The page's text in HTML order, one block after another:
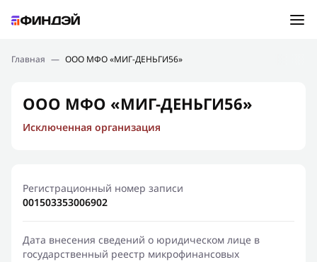
Подбор займа
Новости
Финансовое просвещение
Главная — ООО МФО «МИГ-ДЕНЬГИ56»
ООО МФО «МИГ-ДЕНЬГИ56»
Исключенная организация
Регистрационный номер записи
001503353006902
Дата внесения сведений о юридическом лице в
государственный реестр микрофинансовых
Ошибка:Контактная форма не найдена.
Спасибо, что написали нам
Мы свяжемся с Вами в ближайшее время и сообщим
результат
Отправить новый запрос